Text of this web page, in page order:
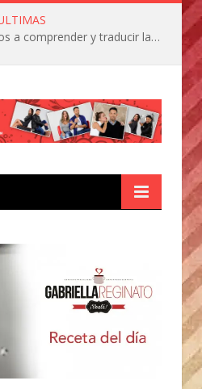
La IA está acercándonos a comprender y traducir las vocalizaciones y comportamientos de nuestras mascotas